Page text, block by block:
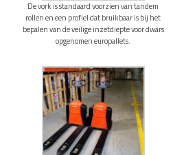
De vork is standaard voorzien van tandem
rollen en een profiel dat bruikbaar is bij het
bepalen van de veilige inzetdiepte voor dwars
opgenomen europallets.